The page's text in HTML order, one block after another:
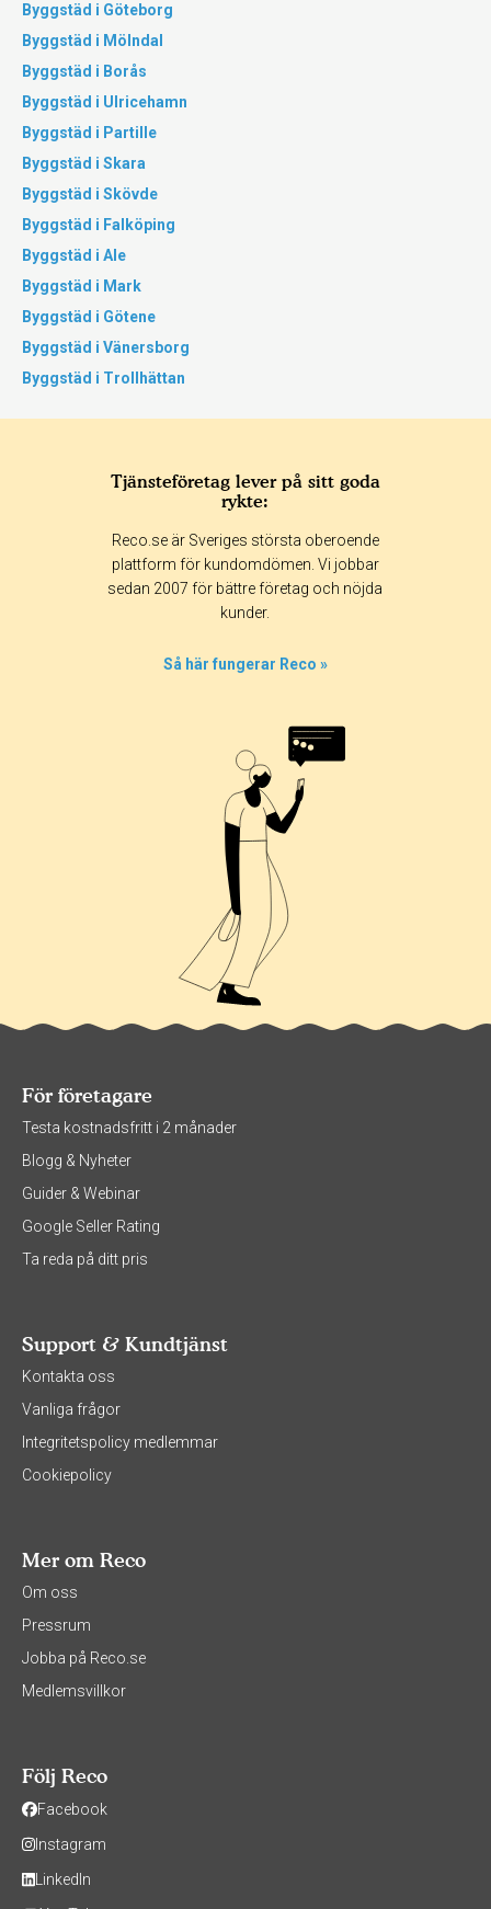
Byggstäd i Göteborg
Byggstäd i Mölndal
Byggstäd i Borås
Byggstäd i Ulricehamn
Byggstäd i Partille
Byggstäd i Skara
Byggstäd i Skövde
Byggstäd i Falköping
Byggstäd i Ale
Byggstäd i Mark
Byggstäd i Götene
Byggstäd i Vänersborg
Byggstäd i Trollhättan
Tjänsteföretag lever på sitt goda
rykte:
Reco.se är Sveriges största oberoende
plattform för kundomdömen. Vi jobbar
sedan 2007 för bättre företag och nöjda
kunder.
Så här fungerar Reco »
För företagare
Testa kostnadsfritt i 2 månader
Blogg & Nyheter
Guider & Webinar
Google Seller Rating
Ta reda på ditt pris
Support & Kundtjänst
Kontakta oss
Vanliga frågor
Integritetspolicy medlemmar
Cookiepolicy
Mer om Reco
Om oss
Pressrum
Jobba på Reco.se
Medlemsvillkor
Följ Reco
Facebook
Instagram
LinkedIn